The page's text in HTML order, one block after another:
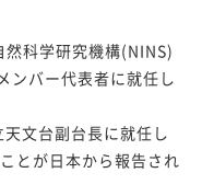
科学研究機構(NINS)
ンバー代表者に就任し
文台副台長に就任し
とが日本から報告され